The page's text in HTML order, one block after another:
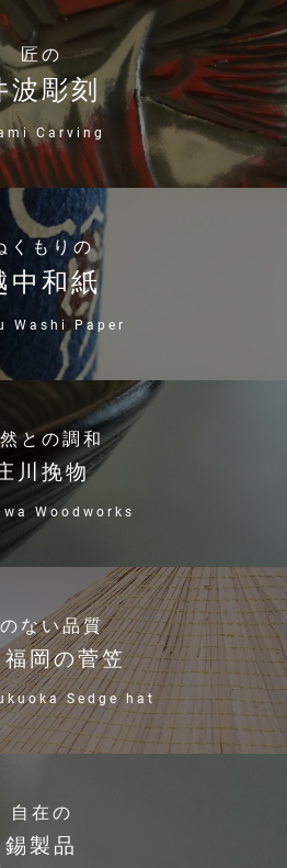
匠の
波彫刻
Carving
くもりの
中和紙
Washi Paper
との調和
川挽物
Woodworks
ない品質
福岡の菅笠
Sedge hat
自在の
錫製品